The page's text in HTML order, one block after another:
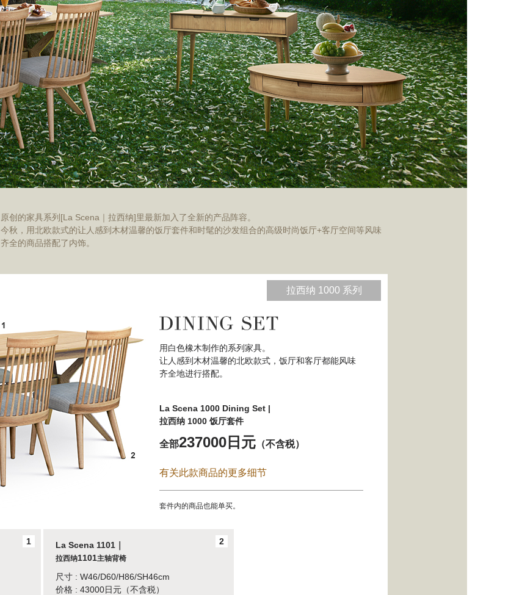
原创的家具系列[La Scena｜拉西纳]里最新加入了全新的产品阵容。
今秋，用北欧款式的让人感到木材温馨的饭厅套件和时髦的沙发组合的高级时尚饭厅+客厅空间等风味
齐全的商品搭配了内饰。
拉西纳 1000 系列
用白色橡木制作的系列家具。
让人感到木材温馨的北欧款式，饭厅和客厅都能风味
齐全地进行搭配。
La Scena 1000 Dining Set |
拉西纳 1000 饭厅套件
全部237000日元 （不含税）
有关此款商品的更多细节
套件内的商品也能单买。
1 La Scena 1101｜
拉西纳1101主轴背椅
尺寸 : W46/D60/H86/SH46cm
价格 : 43000日元（不含税）
2